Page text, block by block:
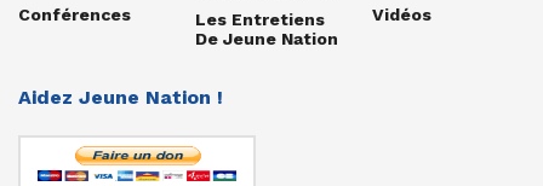
Conférences
Les Entretiens
De Jeune Nation
Vidéos
Aidez Jeune Nation !